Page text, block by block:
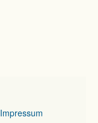
Impressum